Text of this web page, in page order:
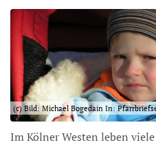
(c) Bild: Michael Bogedain In:
Im Kölner Westen leben